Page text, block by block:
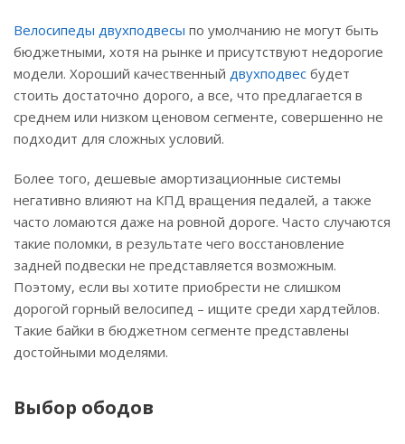
Велосипеды двухподвесы по умолчанию не могут быть
бюджетными, хотя на рынке и присутствуют недорогие
модели. Хороший качественный двухподвес будет
стоить достаточно дорого, а все, что предлагается в
среднем или низком ценовом сегменте, совершенно не
подходит для сложных условий.
Более того, дешевые амортизационные системы
негативно влияют на КПД вращения педалей, а также
часто ломаются даже на ровной дороге. Часто случаются
такие поломки, в результате чего восстановление
задней подвески не представляется возможным.
Поэтому, если вы хотите приобрести не слишком
дорогой горный велосипед – ищите среди хардтейлов.
Такие байки в бюджетном сегменте представлены
достойными моделями.
Выбор ободов